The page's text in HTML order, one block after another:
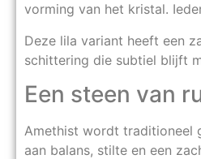
vorming van het kristal.
Deze lila variant heeft een
schittering die subtiel blijft
Een steen van
Amethist wordt traditioneel
aan balans, stilte en een